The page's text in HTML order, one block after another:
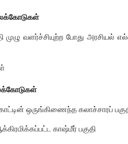
முழு வளர்ச்சியுற்ற போது
ஒருங்கிணைந்த கலாச்சாரப்
காஷ்மீர் பகுதி